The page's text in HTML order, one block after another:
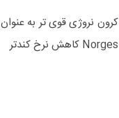
پیش بینی BOFA کرون نروژی قوی تر به عنوان